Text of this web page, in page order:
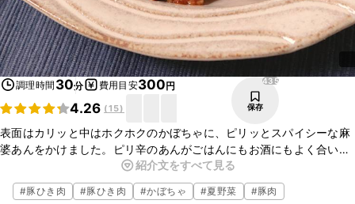
調理時間 30分 費用目安300円
4.26 (15)
435
保存
表面はカリッと中はホクホクのかぼちゃに、ピリッとスパイシーな麻
婆あんをかけました。ピリ辛のあんがごはんにもお酒にもよく合いま
すよ。ぜひ作ってみてくださいね。紹介文をすべて見る
#豚ひき肉 #豚ひき肉 #かぼちゃ #夏野菜 #豚肉